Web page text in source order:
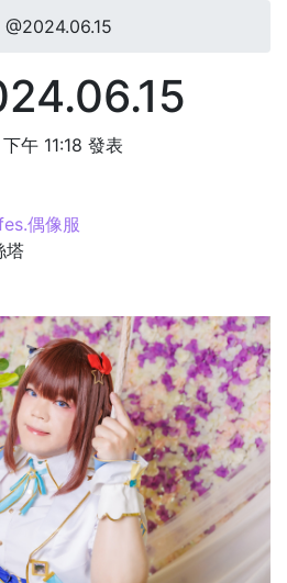
@2024.06.15
午 11:18 發表
偶像服
塔